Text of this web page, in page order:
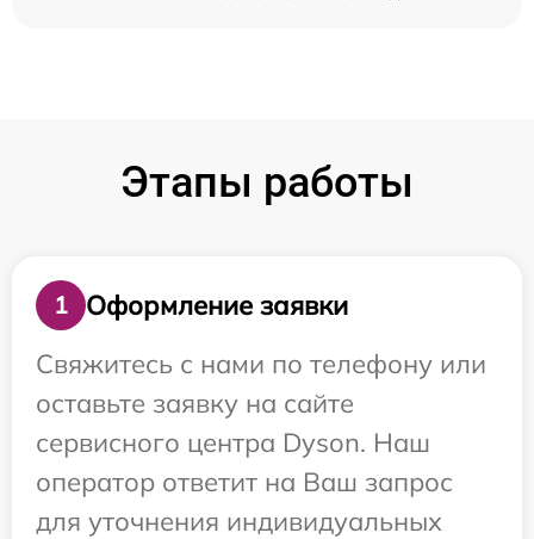
Этапы работы
1
Оформление заявки
Свяжитесь с нами по телефону или
оставьте заявку на сайте
сервисного центра Dyson. Наш
оператор ответит на Ваш запрос
для уточнения индивидуальных